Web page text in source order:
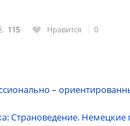
115 Нравится 0
–
Страноведение. Немецкие